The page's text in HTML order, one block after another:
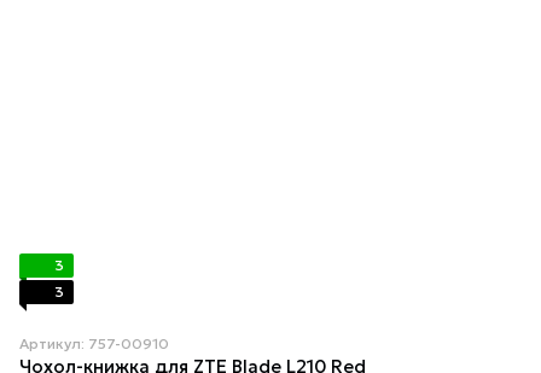
3
3
Артикул: 757-00910
Чохол-книжка для ZTE Blade L210 Red